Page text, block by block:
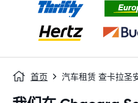
首页 汽车租赁 查卡拉圣